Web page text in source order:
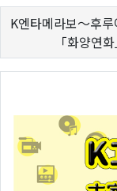
K엔타메라보～후
「화양연